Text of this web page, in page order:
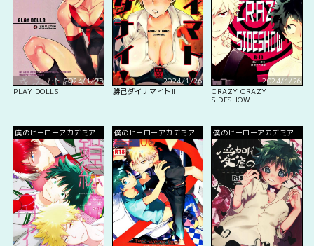
2024/1/25
PLAY DOLLS
2024/1/26
勝己ダイナマイト!!
2024/1/26
CRAZY CRAZY
SIDESHOW
僕のヒーローアカデミア 僕のヒーローアカデミア 僕のヒーローアカデミア